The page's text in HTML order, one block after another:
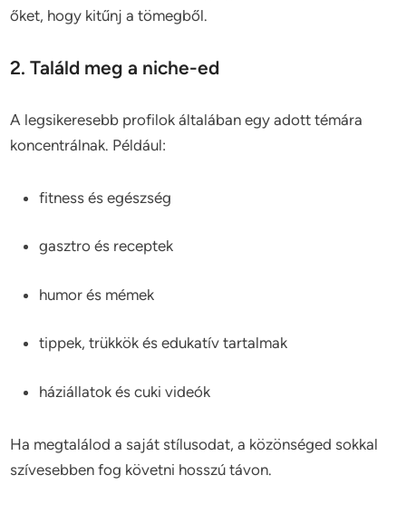
őket, hogy kitűnj a tömegből.
2. Találd meg a niche-ed
A legsikeresebb profilok általában egy adott témára
koncentrálnak. Például:
fitness és egészség
gasztro és receptek
humor és mémek
tippek, trükkök és edukatív tartalmak
háziállatok és cuki videók
Ha megtalálod a saját stílusodat, a közönséged sokkal
szívesebben fog követni hosszú távon.